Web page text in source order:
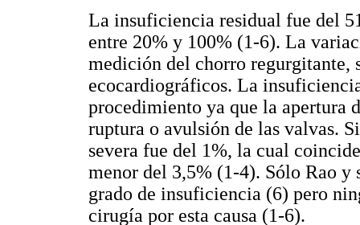
La insuficiencia residual fue del
entre 20% y 100% (1-6). La
medición del chorro regurgitante,
ecocardiográficos. La
procedimiento ya que la apertura
ruptura o avulsión de las valvas.
severa fue del 1%, la cual
menor del 3,5% (1-4). Sólo Rao y
grado de insuficiencia (6) pero
cirugía por esta causa (1-6).